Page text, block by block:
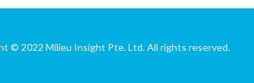
© 2022 Milieu Insight Pte. Ltd. All rights reserved.